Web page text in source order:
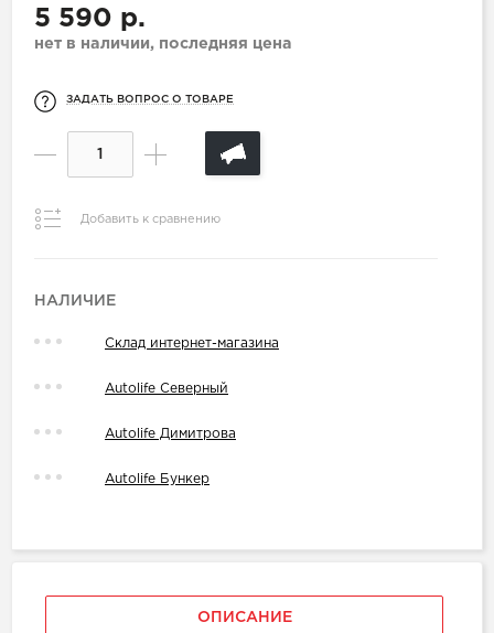
5 590 р.
нет в наличии, последняя цена
ЗАДАТЬ ВОПРОС О ТОВАРЕ
Добавить к сравнению
НАЛИЧИЕ
Склад интернет-магазина
Autolife Северный
Autolife Димитрова
Autolife Бункер
ОПИСАНИЕ